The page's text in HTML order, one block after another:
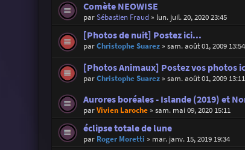
Comète NEOWISE
parSébastien Fraud» lun. juil. 20, 2020 23:45
[Photos de nuit] Postez ici...
parChristophe Suarez» sam. août 01, 2009 13:54
[Photos Animaux] Postez vos photos
parChristophe Suarez» sam. août 01, 2009 13:11
Aurores boréales - Islande (2019) et
parVivien Laroche» sam. mai 09, 2020 15:11
éclipse totale de lune
par Roger Moretti » mar. janv. 15, 2019 19:34